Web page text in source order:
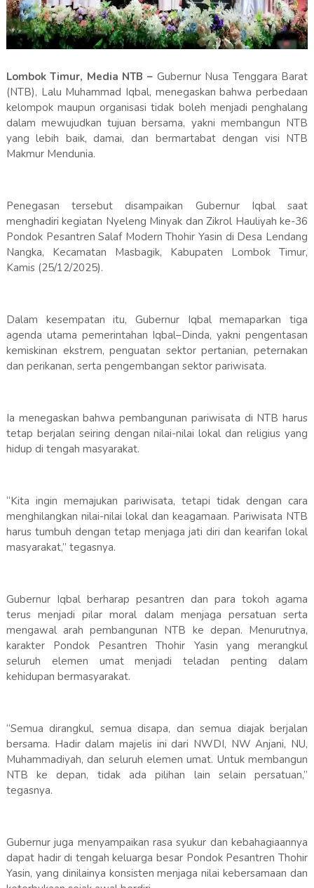
Lombok Timur, Media NTB – Gubernur Nusa Tenggara Barat
(NTB), Lalu Muhammad Iqbal, menegaskan bahwa perbedaan
kelompok maupun organisasi tidak boleh menjadi penghalang
dalam mewujudkan tujuan bersama, yakni membangun NTB
yang lebih baik, damai, dan bermartabat dengan visi NTB
Makmur Mendunia.
Penegasan tersebut disampaikan Gubernur Iqbal saat
menghadiri kegiatan Nyeleng Minyak dan Zikrol Hauliyah ke-36
Pondok Pesantren Salaf Modern Thohir Yasin di Desa Lendang
Nangka, Kecamatan Masbagik, Kabupaten Lombok Timur,
Kamis (25/12/2025).
Dalam kesempatan itu, Gubernur Iqbal memaparkan tiga
agenda utama pemerintahan Iqbal–Dinda, yakni pengentasan
kemiskinan ekstrem, penguatan sektor pertanian, peternakan
dan perikanan, serta pengembangan sektor pariwisata.
Ia menegaskan bahwa pembangunan pariwisata di NTB harus
tetap berjalan seiring dengan nilai-nilai lokal dan religius yang
hidup di tengah masyarakat.
“Kita ingin memajukan pariwisata, tetapi tidak dengan cara
menghilangkan nilai-nilai lokal dan keagamaan. Pariwisata NTB
harus tumbuh dengan tetap menjaga jati diri dan kearifan lokal
masyarakat,” tegasnya.
Gubernur Iqbal berharap pesantren dan para tokoh agama
terus menjadi pilar moral dalam menjaga persatuan serta
mengawal arah pembangunan NTB ke depan. Menurutnya,
karakter Pondok Pesantren Thohir Yasin yang merangkul
seluruh elemen umat menjadi teladan penting dalam
kehidupan bermasyarakat.
“Semua dirangkul, semua disapa, dan semua diajak berjalan
bersama. Hadir dalam majelis ini dari NWDI, NW Anjani, NU,
Muhammadiyah, dan seluruh elemen umat. Untuk membangun
NTB ke depan, tidak ada pilihan lain selain persatuan,”
tegasnya.
Gubernur juga menyampaikan rasa syukur dan kebahagiaannya
dapat hadir di tengah keluarga besar Pondok Pesantren Thohir
Yasin, yang dinilainya konsisten menjaga nilai kebersamaan dan